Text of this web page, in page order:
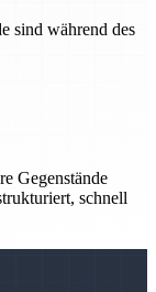
sind während des
Gegenstände
schnell